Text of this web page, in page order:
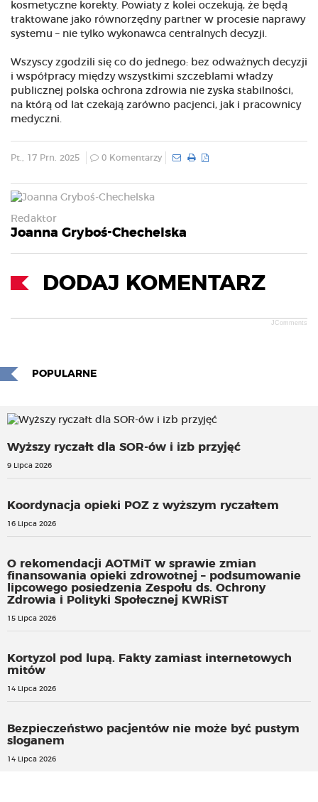
kosmetyczne korekty. Powiaty z kolei oczekują, że będą
traktowane jako równorzędny partner w procesie naprawy
systemu – nie tylko wykonawca centralnych decyzji.
Wszyscy zgodzili się co do jednego: bez odważnych decyzji
i współpracy między wszystkimi szczeblami władzy
publicznej polska ochrona zdrowia nie zyska stabilności,
na którą od lat czekają zarówno pacjenci, jak i pracownicy
medyczni.
Pt., 17 Prn. 2025 0 Komentarzy
Redaktor
Joanna Gryboś-Chechelska
DODAJ KOMENTARZ
JComments
POPULARNE
Wyższy ryczałt dla SOR-ów i izb przyjęć
9 Lipca 2026
Koordynacja opieki POZ z wyższym ryczałtem
16 Lipca 2026
O rekomendacji AOTMiT w sprawie zmian
finansowania opieki zdrowotnej – podsumowanie
lipcowego posiedzenia Zespołu ds. Ochrony
Zdrowia i Polityki Społecznej KWRiST
15 Lipca 2026
Kortyzol pod lupą. Fakty zamiast internetowych
mitów
14 Lipca 2026
Bezpieczeństwo pacjentów nie może być pustym
sloganem
14 Lipca 2026